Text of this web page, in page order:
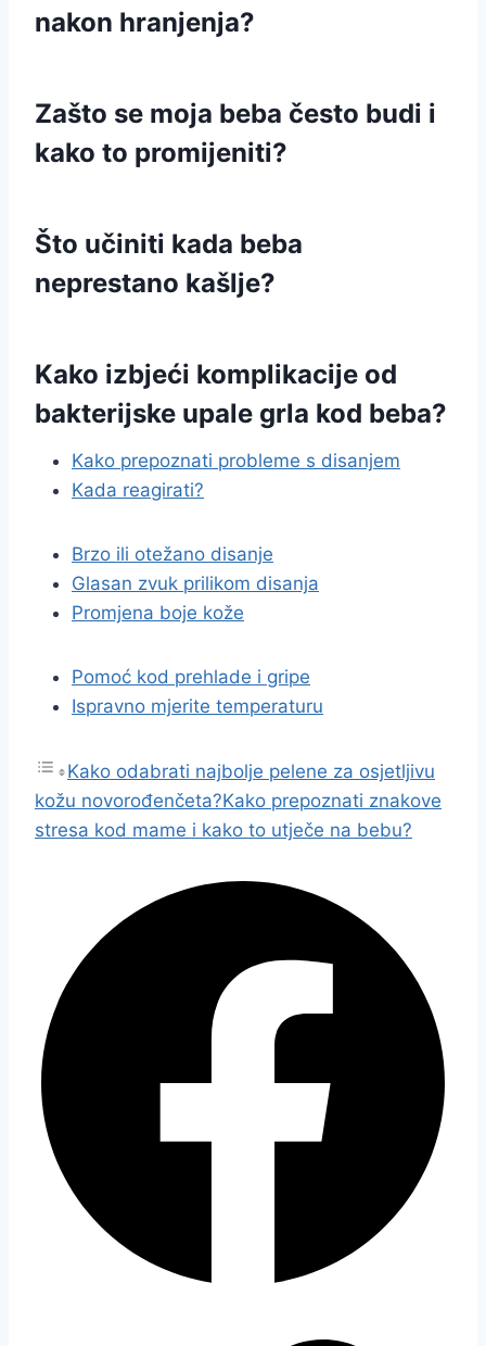
nakon hranjenja?
Zašto se moja beba često budi i
kako to promijeniti?
Što učiniti kada beba
neprestano kašlje?
Kako izbjeći komplikacije od
bakterijske upale grla kod beba?
Kako prepoznati probleme s disanjem
Kada reagirati?
Brzo ili otežano disanje
Glasan zvuk prilikom disanja
Promjena boje kože
Pomoć kod prehlade i gripe
Ispravno mjerite temperaturu
Kako odabrati najbolje pelene za osjetljivu
kožu novorođenčeta?Kako prepoznati znakove
stresa kod mame i kako to utječe na bebu?